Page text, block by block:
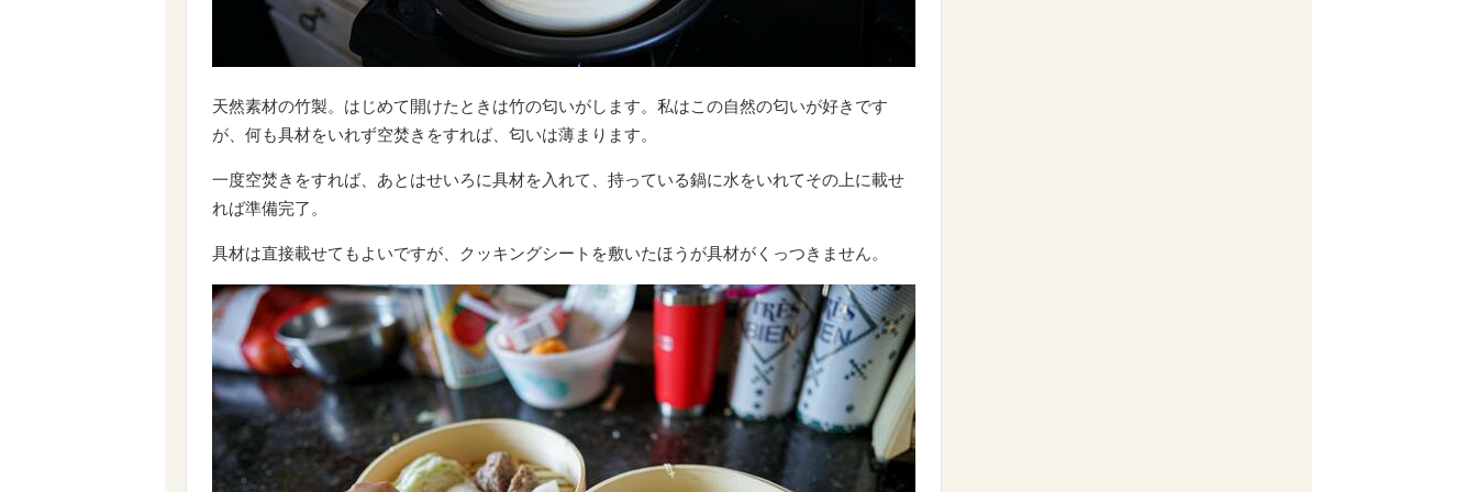
天然素材の竹製。はじめて開けたときは竹の匂いがします。私はこの自然の匂いが好きです
が、何も具材をいれず空焚きをすれば、匂いは薄まります。
一度空焚きをすれば、あとはせいろに具材を入れて、持っている鍋に水をいれてその上に載せ
れば準備完了。
具材は直接載せてもよいですが、クッキングシートを敷いたほうが具材がくっつきません。